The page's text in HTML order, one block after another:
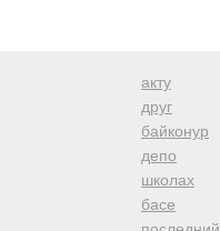
акту
друг
байконур
депо
школах
басе